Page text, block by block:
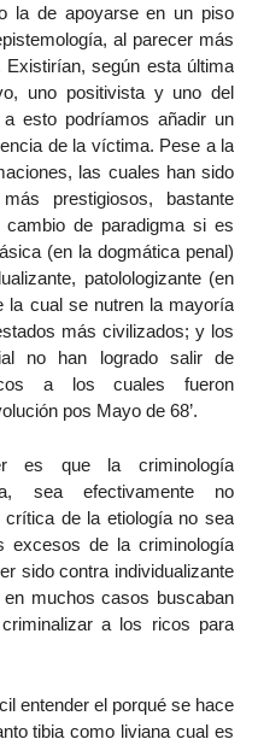
la de apoyarse en un piso
al parecer más
según esta última
uno positivista y uno del
esto podríamos añadir un
de la víctima. Pese a la
las cuales han sido
prestigiosos, bastante
de paradigma si es
(en la dogmática penal)
patolologizante (en
la cual se nutren la mayoría
más civilizados; y los
no han logrado salir de
a los cuales fueron
pos Mayo de 68’.
es que la criminología
sea efectivamente no
de la etiología no sea
excesos de la criminología
sido contra individualizante
muchos casos buscaban
a los ricos para
entender el porqué se hace
tibia como liviana cual es